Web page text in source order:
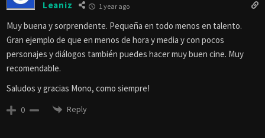
Leaniz 1 year ago
Muy buena y sorprendente. Pequeña en todo menos en talento.
Gran ejemplo de que en menos de hora y media y con pocos
personajes y diálogos también puedes hacer muy buen cine. Muy
recomendable.
Saludos y gracias Mono, como siempre!
0 Reply